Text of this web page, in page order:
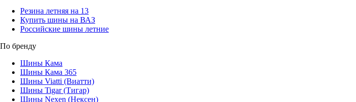
Резина летняя на 13
Купить шины на ВАЗ
Российские шины летние
По бренду
Шины Кама
Шины Кама 365
Шины Viatti (Виатти)
Шины Tigar (Тигар)
Шины Nexen (Нексен)